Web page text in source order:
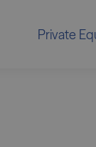
Private